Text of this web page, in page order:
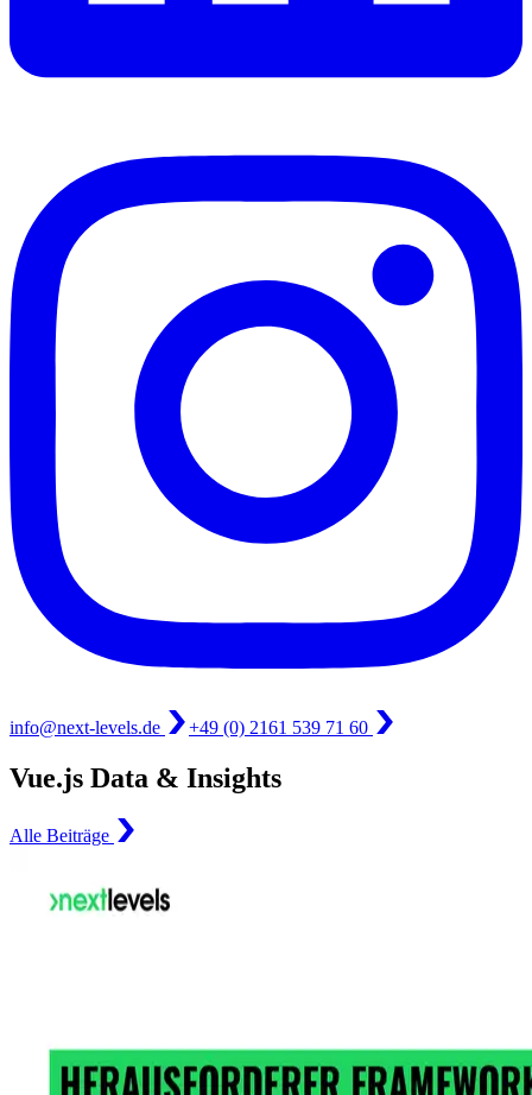
info@next-levels.de +49 (0) 2161 539 71 60
Vue.js Data & Insights
Alle Beiträge